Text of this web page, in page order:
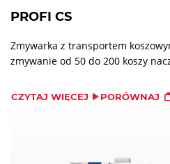
PROFI CS
Zmywarka z transportem
zmywanie od 50 do 200 koszy
CZYTAJ WIĘCEJ PORÓWNAJ